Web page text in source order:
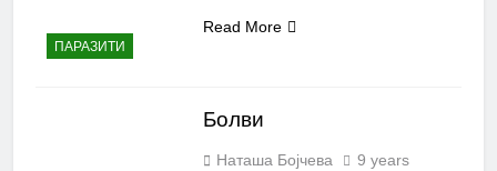
ПАРАЗИТИ
Read More
Болви
Наташа Бојчева
9 years